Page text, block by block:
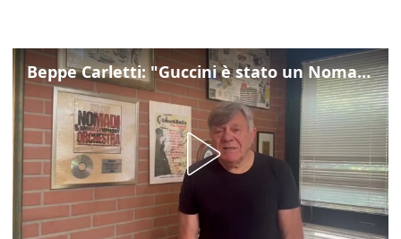
Beppe Carletti: "Guccini è stato un Nomade"